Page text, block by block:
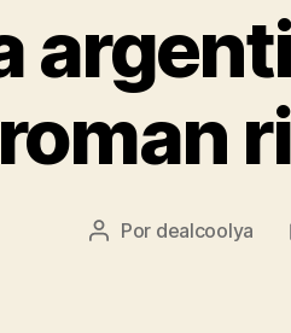
roman
Autor
Por dealcoolya